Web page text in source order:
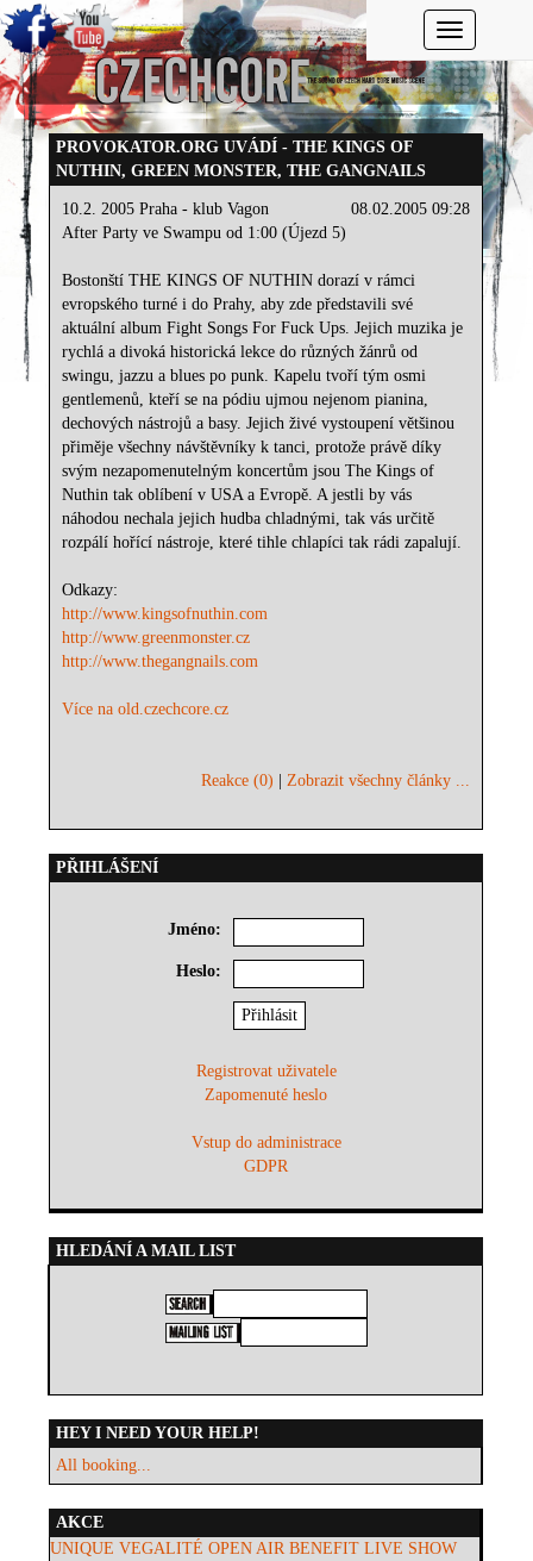
Toggle
PROVOKATOR.ORG UVÁDÍ - THE KINGS OF
NUTHIN, GREEN MONSTER, THE GANGNAILS
08.02.2005 09:28
10.2. 2005 Praha - klub Vagon
After Party ve Swampu od 1:00 (Újezd 5)
Bostonští THE KINGS OF NUTHIN dorazí v rámci
evropského turné i do Prahy, aby zde představili své
aktuální album Fight Songs For Fuck Ups. Jejich muzika je
rychlá a divoká historická lekce do různých žánrů od
swingu, jazzu a blues po punk. Kapelu tvoří tým osmi
gentlemenů, kteří se na pódiu ujmou nejenom pianina,
dechových nástrojů a basy. Jejich živé vystoupení většinou
přiměje všechny návštěvníky k tanci, protože právě díky
svým nezapomenutelným koncertům jsou The Kings of
Nuthin tak oblíbení v USA a Evropě. A jestli by vás
náhodou nechala jejich hudba chladnými, tak vás určitě
rozpálí hořící nástroje, které tihle chlapíci tak rádi zapalují.
Odkazy:
http://www.kingsofnuthin.com
http://www.greenmonster.cz
http://www.thegangnails.com
Více na old.czechcore.cz
Reakce (0) |Zobrazit všechny články ...
PŘIHLÁŠENÍ
Jméno:
Heslo:
Registrovat uživatele
Zapomenuté heslo
Vstup do administrace
GDPR
HLEDÁNÍ A MAIL LIST
HEY I NEED YOUR HELP!
All booking...
AKCE
UNIQUE VEGALITÉ OPEN AIR BENEFIT LIVE SHOW